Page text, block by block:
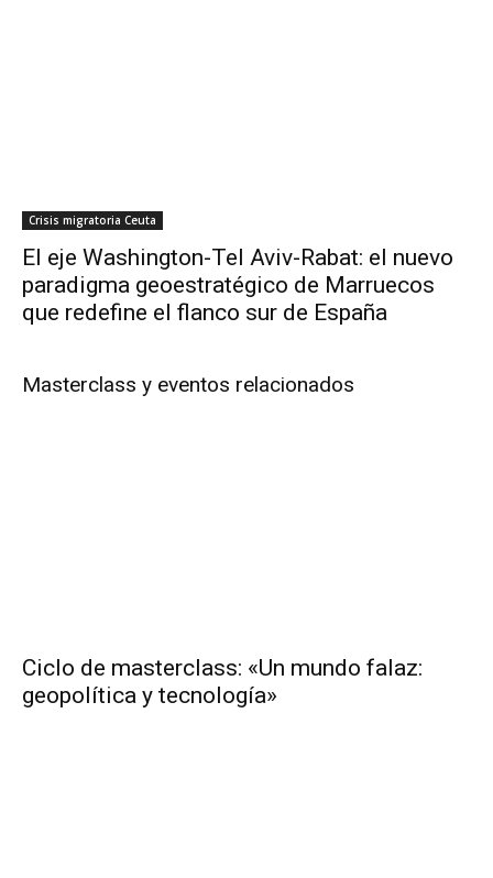
Crisis migratoria Ceuta
El eje Washington-Tel Aviv-Rabat: el nuevo
paradigma geoestratégico de Marruecos
que redefine el flanco sur de España
Masterclass y eventos relacionados
Ciclo de masterclass: «Un mundo falaz:
geopolítica y tecnología»